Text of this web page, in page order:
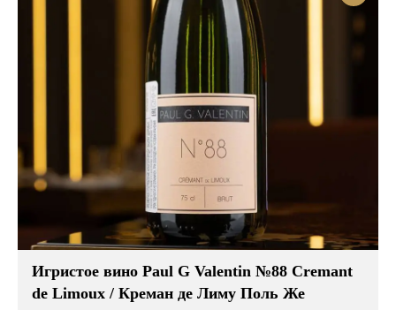
Игристое вино Paul G Valentin №88 Cremant
de Limoux / Креман де Лиму Поль Же